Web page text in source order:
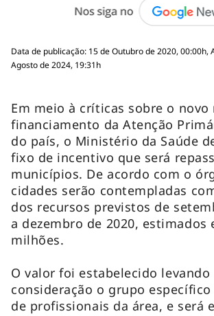
Data de publicação: 15 de Outubro de 2020, 00:00h,
Agosto de 2024, 19:31h
Em meio à críticas sobre o novo
financiamento da Atenção
do país, o Ministério da Saúde
fixo de incentivo que será
municípios. De acordo com o
cidades serão contempladas
dos recursos previstos de
a dezembro de 2020, estimados
milhões.
O valor foi estabelecido levando
consideração o grupo específico
de profissionais da área, e será